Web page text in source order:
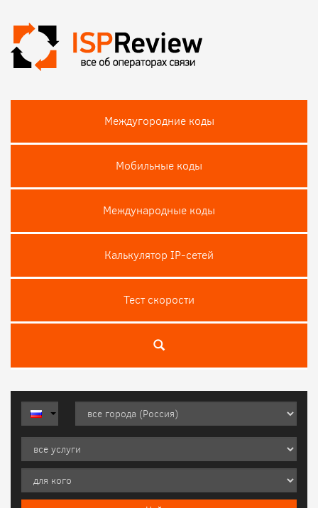
Междугородние коды
Мобильные коды
Международные коды
Калькулятор IP-сетей
Тест скороcти